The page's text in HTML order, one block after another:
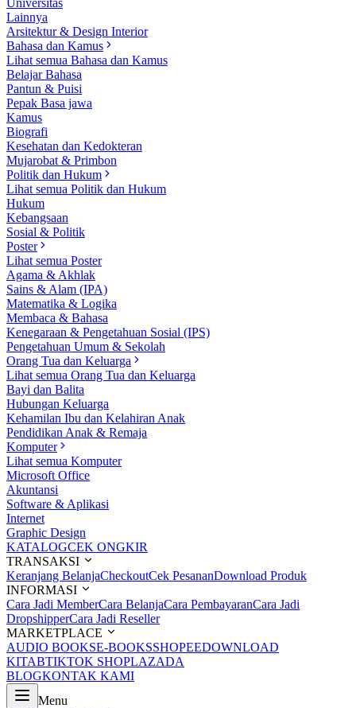
Universitas
Lainnya
Arsitektur & Design Interior
Bahasa dan Kamus
Lihat semua Bahasa dan Kamus
Belajar Bahasa
Pantun & Puisi
Pepak Basa jawa
Kamus
Biografi
Kesehatan dan Kedokteran
Mujarobat & Primbon
Politik dan Hukum
Lihat semua Politik dan Hukum
Hukum
Kebangsaan
Sosial & Politik
Poster
Lihat semua Poster
Agama & Akhlak
Sains & Alam (IPA)
Matematika & Logika
Membaca & Bahasa
Kenegaraan & Pengetahuan Sosial (IPS)
Pengetahuan Umum & Sekolah
Orang Tua dan Keluarga
Lihat semua Orang Tua dan Keluarga
Bayi dan Balita
Hubungan Keluarga
Kehamilan Ibu dan Kelahiran Anak
Pendidikan Anak & Remaja
Komputer
Lihat semua Komputer
Microsoft Office
Akuntansi
Software & Aplikasi
Internet
Graphic Design
KATALOGCEK ONGKIR
TRANSAKSI
Keranjang BelanjaCheckoutCek PesananDownload Produk
INFORMASI
Cara Jadi MemberCara BelanjaCara PembayaranCara Jadi
DropshipperCara Jadi Reseller
MARKETPLACE
AUDIO BOOKSE-BOOKSSHOPEEDOWNLOAD
KITABTIKTOK SHOPLAZADA
BLOGKONTAK KAMI
Menu